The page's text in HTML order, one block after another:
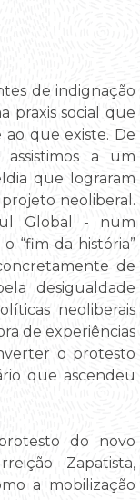
de indignação
praxis social que
ao que existe. De
a um
que lograram
neoliberal.
Global - num
“fim da história”
de
desigualdade
neoliberais
de experiências
o protesto
que ascendeu
do novo
Zapatista,
a mobilização